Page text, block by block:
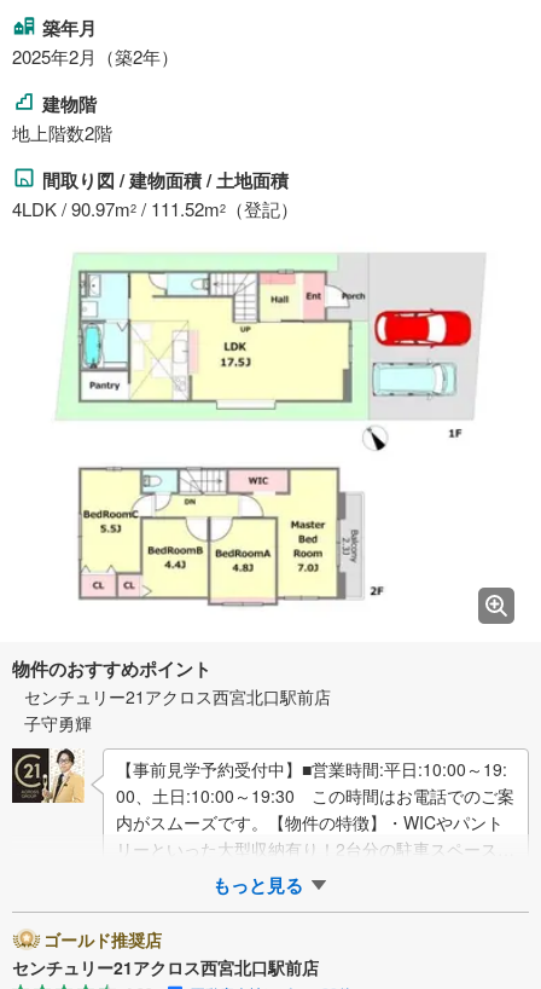
築年月
2025年2月（築2年）
建物階
地上階数2階
間取り図 / 建物面積 / 土地面積
4LDK / 90.97m2 / 111.52m2 （登記）
物件のおすすめポイント
センチュリー21アクロス西宮北口駅前店
子守勇輝
【事前見学予約受付中】■営業時間:平日:10:00～19:
00、土日:10:00～19:30 この時間はお電話でのご案
内がスムーズです。【物件の特徴】・WICやパント
リーといった大型収納有り！2台分の駐車スペースを
確保。徒歩10分…もっと見る
ゴールド推奨店
センチュリー21アクロス西宮北口駅前店